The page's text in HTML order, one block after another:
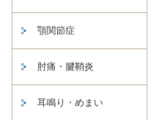
顎関節症
肘痛・腱鞘炎
耳鳴り・めまい